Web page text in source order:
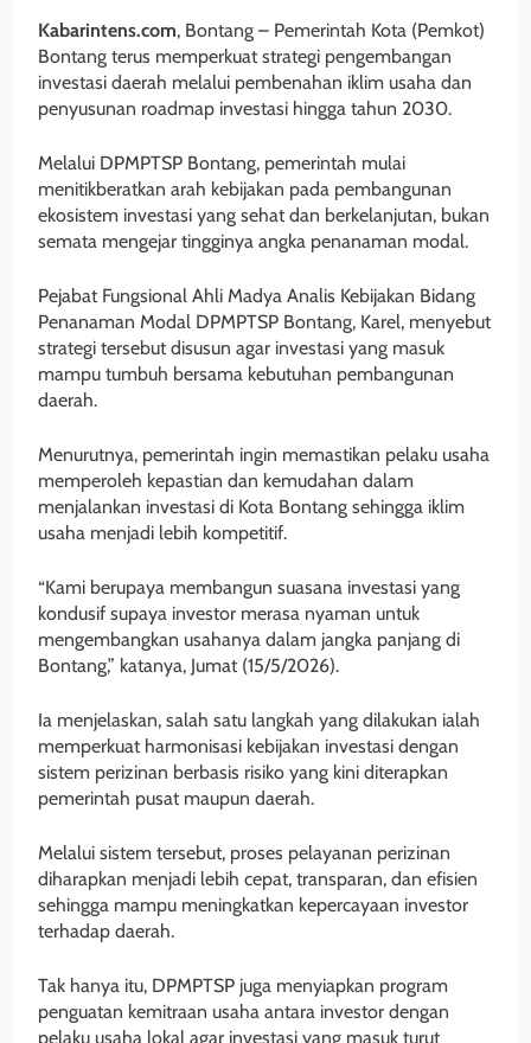
Kabarintens.com, Bontang – Pemerintah Kota (Pemkot)
Bontang terus memperkuat strategi pengembangan
investasi daerah melalui pembenahan iklim usaha dan
penyusunan roadmap investasi hingga tahun 2030.
Melalui DPMPTSP Bontang, pemerintah mulai
menitikberatkan arah kebijakan pada pembangunan
ekosistem investasi yang sehat dan berkelanjutan, bukan
semata mengejar tingginya angka penanaman modal.
Pejabat Fungsional Ahli Madya Analis Kebijakan Bidang
Penanaman Modal DPMPTSP Bontang, Karel, menyebut
strategi tersebut disusun agar investasi yang masuk
mampu tumbuh bersama kebutuhan pembangunan
daerah.
Menurutnya, pemerintah ingin memastikan pelaku usaha
memperoleh kepastian dan kemudahan dalam
menjalankan investasi di Kota Bontang sehingga iklim
usaha menjadi lebih kompetitif.
“Kami berupaya membangun suasana investasi yang
kondusif supaya investor merasa nyaman untuk
mengembangkan usahanya dalam jangka panjang di
Bontang,” katanya, Jumat (15/5/2026).
Ia menjelaskan, salah satu langkah yang dilakukan ialah
memperkuat harmonisasi kebijakan investasi dengan
sistem perizinan berbasis risiko yang kini diterapkan
pemerintah pusat maupun daerah.
Melalui sistem tersebut, proses pelayanan perizinan
diharapkan menjadi lebih cepat, transparan, dan efisien
sehingga mampu meningkatkan kepercayaan investor
terhadap daerah.
Tak hanya itu, DPMPTSP juga menyiapkan program
penguatan kemitraan usaha antara investor dengan
pelaku usaha lokal agar investasi yang masuk turut